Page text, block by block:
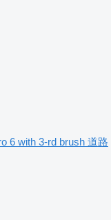
6 with 3-rd brush 道路